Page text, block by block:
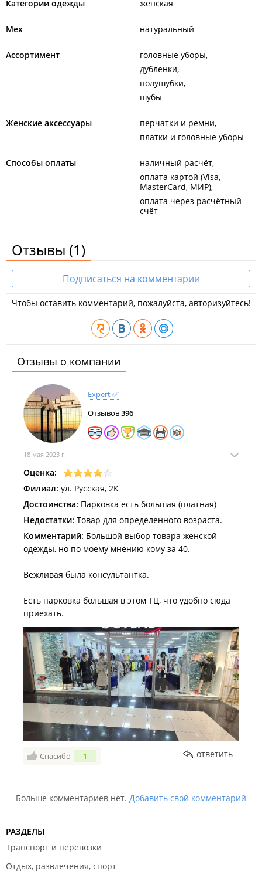
Категории одежды женская
Мех натуральный
Ассортимент
головные уборы
дубленки
полушубки
шубы
Женские аксессуары
перчатки и ремни
платки и головные уборы
Способы оплаты
наличный расчёт
оплата картой (Visa,
MasterCard, МИР)
оплата через расчётный
счёт
Отзывы (1)
Подписаться на комментарии
Чтобы оставить комментарий, пожалуйста, авторизуйтесь!
Отзывы о компании
Expert ✅
Отзывов396
18 мая 2023 г.
Оценка:
Филиал: ул. Русская, 2К
Достоинства: Парковка есть большая (платная)
Недостатки: Товар для определенного возраста.
Комментарий: Большой выбор товара женской
одежды, но по моему мнению кому за 40.
Вежливая была консультантка.
Есть парковка большая в этом ТЦ, что удобно сюда
приехать.
Спасибо 1 ответить
Больше комментариев нет. Добавить свой комментарий
РАЗДЕЛЫ
Транспорт и перевозки
Отдых, развлечения, спорт